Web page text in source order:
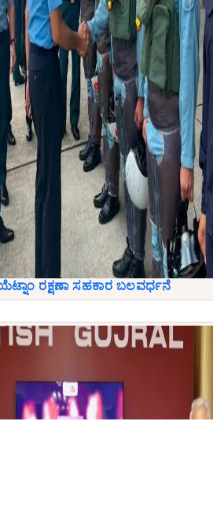
ರಕ್ಷಣಾ ಸಹಕಾರ ಬಲವರ್ಧನೆ